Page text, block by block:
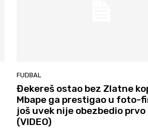
FUDBAL
Đekereš ostao bez Zlatne
Mbape ga prestigao u foto-
još uvek nije obezbedio
(VIDEO)